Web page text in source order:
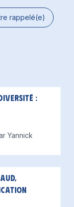
rappelé(e)
:
Yannick